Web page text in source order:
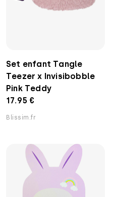
Set enfant Tangle
Teezer x Invisibobble
Pink Teddy
17.95 €
Blissim.fr